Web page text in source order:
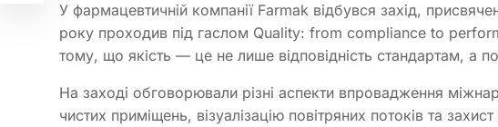
У фармацевтичній компанії Farmak відбувся захід,
року проходив під гаслом Quality: from compliance to
тому, що якість — це не лише відповідність стандартам, а
На заході обговорювали різні аспекти впровадження
чистих приміщень, візуалізацію повітряних потоків та